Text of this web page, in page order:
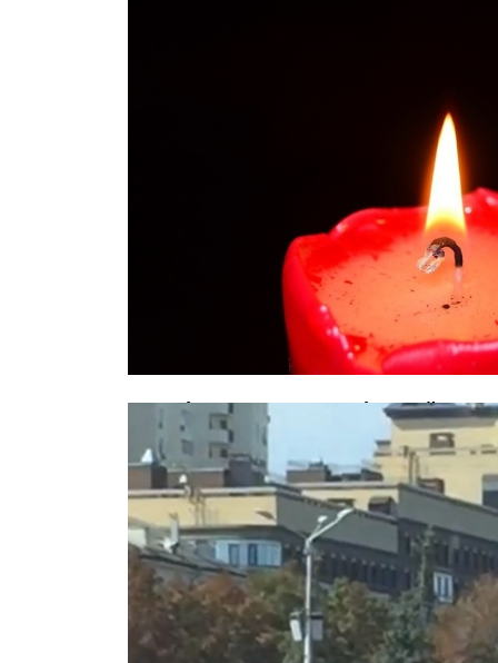
Акробат из КНДР, разбившийся в